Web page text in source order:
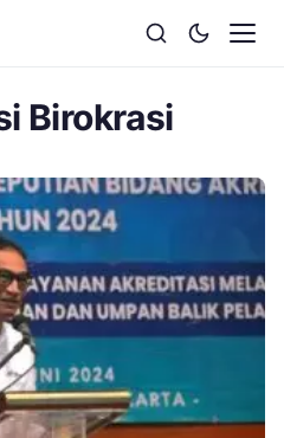
Birokrasi